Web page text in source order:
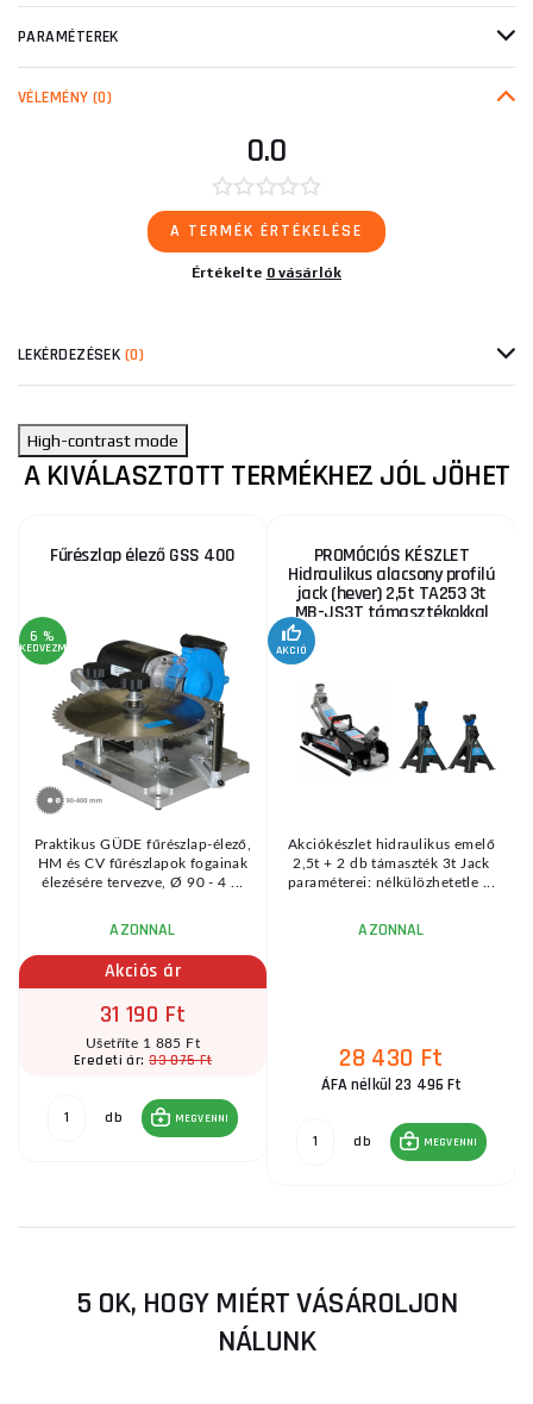
PARAMÉTEREK
VÉLEMÉNY (0)
0.0
A TERMÉK ÉRTÉKELÉSE
Értékelte 0 vásárlók
LEKÉRDEZÉSEK (0)
High-contrast mode
A KIVÁLASZTOTT TERMÉKHEZ JÓL JÖHET
Fűrészlap élező GSS 400
6 %
KEDVEZMÉNY
Praktikus GÜDE fűrészlap-élező,
HM és CV fűrészlapok fogainak
élezésére tervezve, Ø 90 - 4 ...
AZONNAL
Akciós ár
31 190 Ft
Ušetříte 1 885 Ft
Eredeti ár:33 075 Ft
db MEGVENNI
PROMÓCIÓS KÉSZLET
Hidraulikus alacsony profilú
jack (hever) 2,5t TA253 3t
MB-JS3T támasztékokkal
AKCIÓ
Akciókészlet hidraulikus emelő
2,5t + 2 db támaszték 3t Jack
paraméterei: nélkülözhetetle ...
AZONNAL
28 430 Ft
ÁFA nélkül 23 496 Ft
db MEGVENNI
5 OK, HOGY MIÉRT VÁSÁROLJON
NÁLUNK